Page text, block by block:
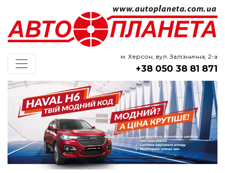
м. Херсон, вул. Залізнична, 2-а
+38 050 38 81 871